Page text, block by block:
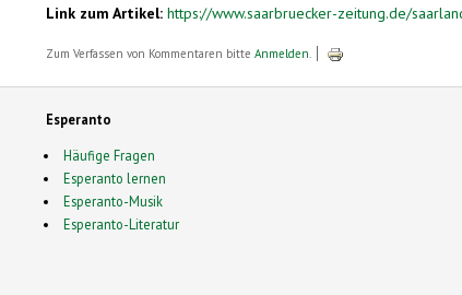
Link zum Artikel: https://www.saarbruecker-zeitung.de/
Zum Verfassen von Kommentaren bitte Anmelden.
Esperanto
Häufige Fragen
Esperanto lernen
Esperanto-Musik
Esperanto-Literatur